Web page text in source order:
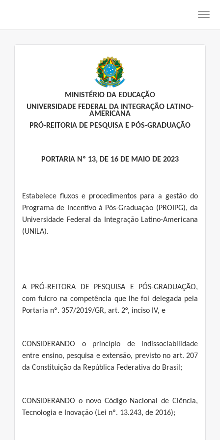
MINISTÉRIO DA EDUCAÇÃO
UNIVERSIDADE FEDERAL DA INTEGRAÇÃO LATINO-
AMERICANA
PRÓ-REITORIA DE PESQUISA E PÓS-GRADUAÇÃO
PORTARIA Nº 13, DE 16 DE MAIO DE 2023
Estabelece fluxos e procedimentos para a gestão do
Programa de Incentivo à Pós-Graduação (PROIPG), da
Universidade Federal da Integração Latino-Americana
(UNILA).
A PRÓ-REITORA DE PESQUISA E PÓS-GRADUAÇÃO,
com fulcro na competência que lhe foi delegada pela
Portaria nº. 357/2019/GR, art. 2°, inciso IV, e
CONSIDERANDO o princípio de indissociabilidade
entre ensino, pesquisa e extensão, previsto no art. 207
da Constituição da República Federativa do Brasil;
CONSIDERANDO o novo Código Nacional de Ciência,
Tecnologia e Inovação (Lei nº. 13.243, de 2016);